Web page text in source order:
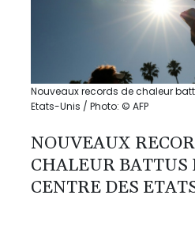
Nouveaux records de chaleur
Etats-Unis / Photo: © AFP
NOUVEAUX
CHALEUR BATTUS
CENTRE DES